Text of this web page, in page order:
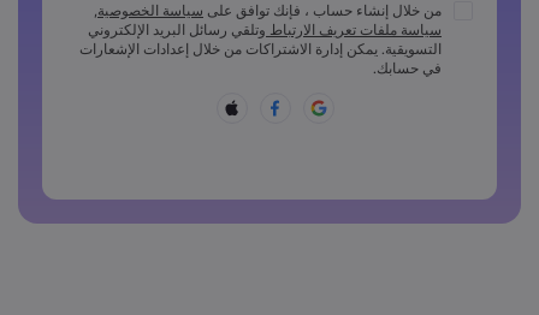
يجب أن تتضمن كلمة المرور رمز واحد بأحرف كبيرة على الأقل
يجب أن تتضمن كلمة المرور رمز واحد بأحرف صغيرة على الأقل
()_-+=:;&lt;&gt;{,[]?,.
لا يمكن أن تكون كلمة المرور شائعة الاستخدام
من خلال إنشاء حساب ، فإنك توافق على سياسة الخصوصية,
سياسة ملفات تعريف الارتباط وتلقي رسائل البريد الإلكتروني
التسويقية. يمكن إدارة الاشتراكات من خلال إعدادات الإشعارات
في حسابك.